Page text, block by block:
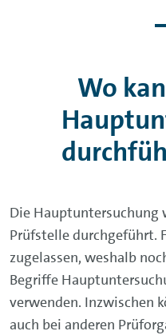
Wo
Die Hauptuntersuchung
Prüfstelle durchgeführt.
zugelassen, weshalb
Begriffe
verwenden. Inzwischen
auch bei anderen